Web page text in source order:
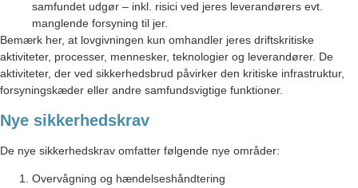
samfundet udgør – inkl. risici ved jeres leverandørers evt.
manglende forsyning til jer.
Bemærk her, at lovgivningen kun omhandler jeres driftskritiske
aktiviteter, processer, mennesker, teknologier og leverandører. De
aktiviteter, der ved sikkerhedsbrud påvirker den kritiske infrastruktur,
forsyningskæder eller andre samfundsvigtige funktioner.
Nye sikkerhedskrav
De nye sikkerhedskrav omfatter følgende nye områder:
Overvågning og hændelseshåndtering